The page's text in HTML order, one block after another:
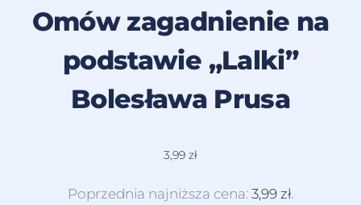
Omów zagadnienie na
podstawie „Lalki”
Bolesława Prusa
3,99 zł
Poprzednia najniższa cena: 3,99 zł.